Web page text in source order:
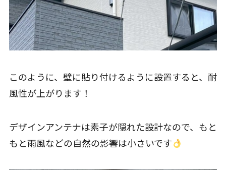
このように、壁に貼り付けるように設置すると、耐
風性が上がります！
デザインアンテナは素子が隠れた設計なので、もと
もと雨風などの自然の影響は小さいです